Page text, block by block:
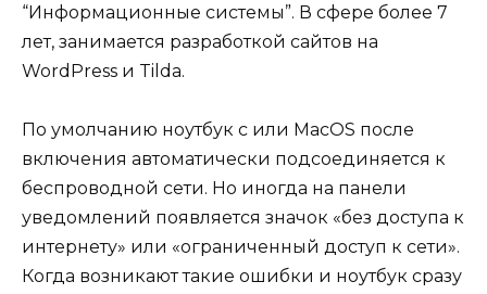
“Информационные системы”. В сфере более 7
лет, занимается разработкой сайтов на
WordPress и Tilda.
По умолчанию ноутбук с или MacOS после
включения автоматически подсоединяется к
беспроводной сети. Но иногда на панели
уведомлений появляется значок «без доступа к
интернету» или «ограниченный доступ к сети».
Когда возникают такие ошибки и ноутбук сразу